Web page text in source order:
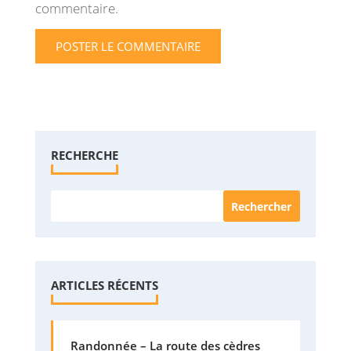
commentaire.
RECHERCHE
ARTICLES RÉCENTS
Randonnée – La route des cèdres